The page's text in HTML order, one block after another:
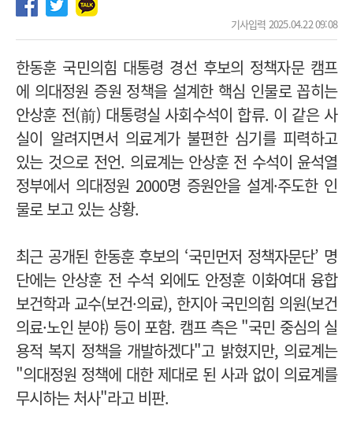
기사입력 2025.04.22 09:08
한동훈 국민의힘 대통령 경선 후보의 정책자문 캠프
에 의대정원 증원 정책을 설계한 핵심 인물로 꼽히는
안상훈 전(前) 대통령실 사회수석이 합류. 이 같은 사
실이 알려지면서 의료계가 불편한 심기를 피력하고
있는 것으로 전언. 의료계는 안상훈 전 수석이 윤석열
정부에서 의대정원 2000명 증원안을 설계·주도한 인
물로 보고 있는 상황.
최근 공개된 한동훈 후보의 ‘국민먼저 정책자문단’ 명
단에는 안상훈 전 수석 외에도 안정훈 이화여대 융합
보건학과 교수(보건·의료), 한지아 국민의힘 의원(보건
의료·노인 분야) 등이 포함. 캠프 측은 "국민 중심의 실
용적 복지 정책을 개발하겠다"고 밝혔지만, 의료계는
"의대정원 정책에 대한 제대로 된 사과 없이 의료계를
무시하는 처사"라고 비판.